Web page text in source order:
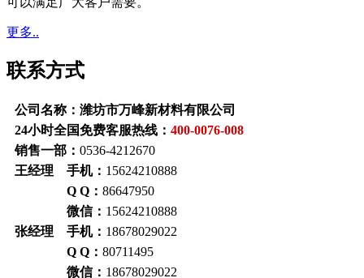
更多..
联系方式
公司名称：潍坊市万峰新材料有限公司
24小时全国免费客服热线： 400-0076-008
销售一部： 0536-4212670
王经理 手机： 15624210888
Q Q： 86647950
微信： 15624210888
张经理 手机： 18678029022
Q Q： 80711495
微信： 18678029022